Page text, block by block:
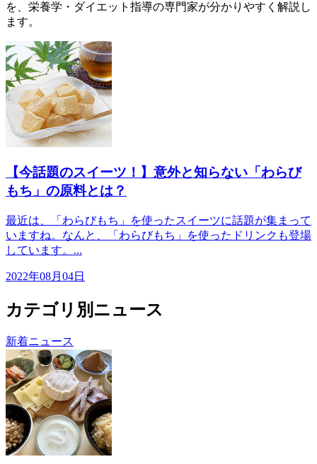
を、栄養学・ダイエット指導の専門家が分かりやすく解説し
ます。
【今話題のスイーツ！】意外と知らない「わらび
もち」の原料とは？
最近は、「わらびもち」を使ったスイーツに話題が集まって
いますね。なんと、「わらびもち」を使ったドリンクも登場
しています。...
2022年08月04日
カテゴリ別ニュース
新着ニュース